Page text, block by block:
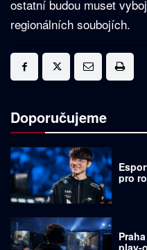
ostatní budou muset
regionálních soubojích.
Doporučujeme
pro